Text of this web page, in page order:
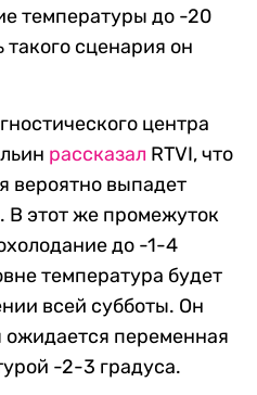
температуры до -20
такого сценария он
центра
рассказал RTVI, что
вероятно выпадет
В этот же промежуток
до -1-4
температура будет
всей субботы. Он
ожидается переменная
-2-3 градуса.